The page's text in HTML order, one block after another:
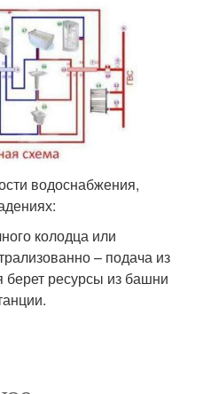
водоснабжения,
колодца или
– подача из
берет ресурсы из башни